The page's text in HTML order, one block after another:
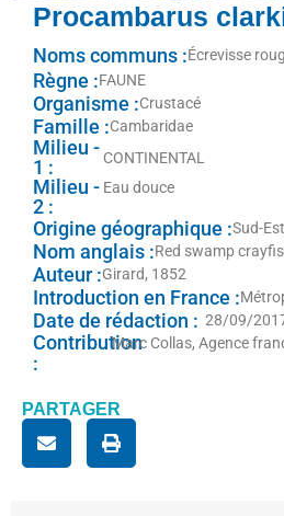
Procambarus
Noms communs :Écrevisse
Règne :FAUNE
Organisme :Crustacé
Famille :Cambaridae
Milieu -
1 :
CONTINENTAL
Milieu -
2 :
Eau douce
Origine géographique :Sud-
Nom anglais :Red swamp
Auteur :Girard, 1852
Introduction en France :
Date de rédaction : 28/09/
Contribution
:
Marc Collas, Agence
PARTAGER